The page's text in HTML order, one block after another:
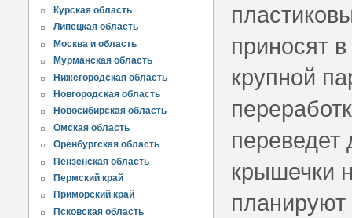
Курская область
Липецкая область
Москва и область
Мурманская область
Нижегородская область
Новгородская область
Новосибирская область
Омская область
Оренбургская область
Пензенская область
Пермский край
Приморский край
Псковская область
приносят
крупной
крышечки
планируют